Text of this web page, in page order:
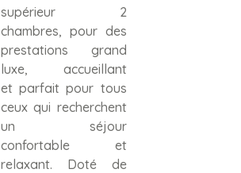
supérieur 2
chambres, pour des
prestations grand
luxe, accueillant
et parfait pour tous
ceux qui recherchent
un séjour
confortable et
relaxant. Doté de